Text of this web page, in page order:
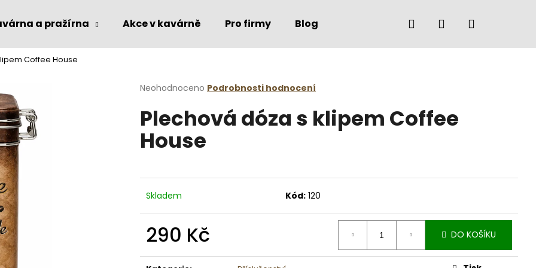
a pražírna Akce v kavárně Pro firmy Blog Kontakty
Hledat Přihlášení
Coffee House
Průměrné
produktu
je
0,0
Neohodnoceno Podrobnosti hodnocení
Plechová dóza s klipem Coffee
House
Skladem Kód: 120
290 Kč
cena:
DO KOŠÍKU
Co potřebujete najít?
HLEDAT